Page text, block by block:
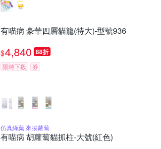
有喵病 豪華四層貓籠(特大)-型號936
$4,840 88折
限時下殺 券
仿真綠葉 來拔蘿蔔
有喵病 胡蘿蔔貓抓柱-大號(紅色)